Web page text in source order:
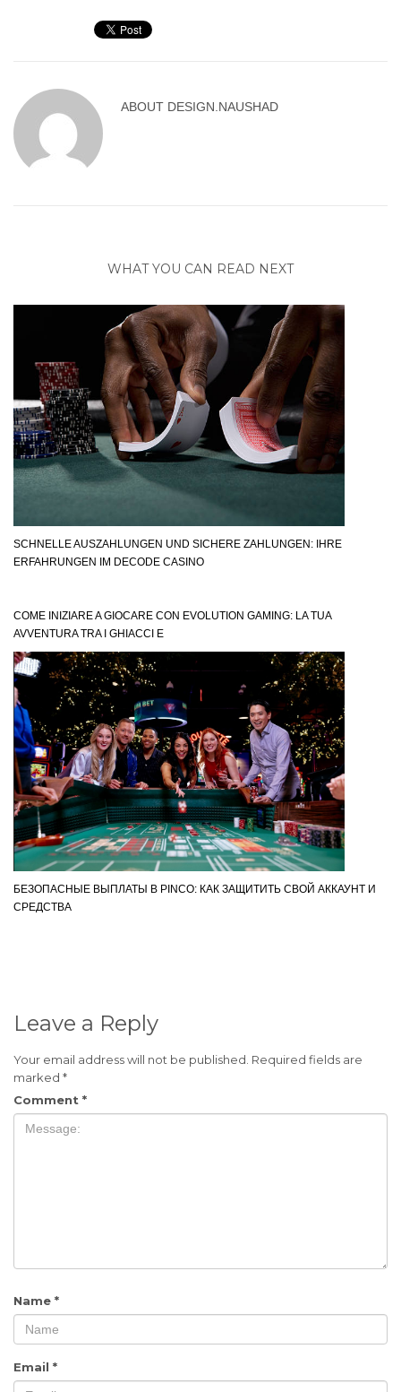
ABOUT DESIGN.NAUSHAD
WHAT YOU CAN READ NEXT
SCHNELLE AUSZAHLUNGEN UND SICHERE ZAHLUNGEN: IHRE
ERFAHRUNGEN IM DECODE CASINO
COME INIZIARE A GIOCARE CON EVOLUTION GAMING: LA TUA
AVVENTURA TRA I GHIACCI E
БЕЗОПАСНЫЕ ВЫПЛАТЫ В PINCO: КАК ЗАЩИТИТЬ СВОЙ АККАУНТ И
СРЕДСТВА
Leave a Reply
Your email address will not be published. Required fields are
marked *
Comment *
Name *
Email *